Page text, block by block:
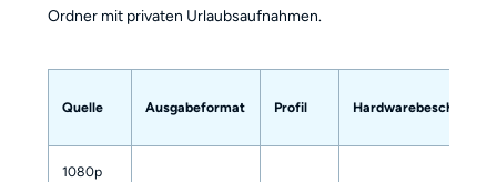
Ordner mit privaten Urlaubsaufnahmen.
Quelle Ausgabeformat Profil
1080p